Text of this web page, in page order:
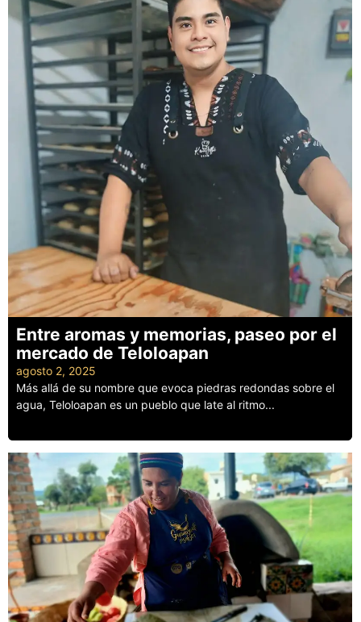
Entre aromas y memorias, paseo por el
mercado de Teloloapan
agosto 2, 2025
Más allá de su nombre que evoca piedras redondas sobre el
agua, Teloloapan es un pueblo que late al ritmo...